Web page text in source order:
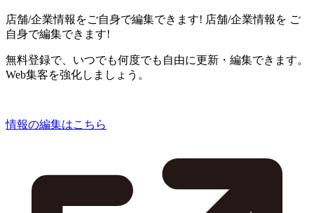
店舗/企業情報をご自身で編集できます! 店舗/企業情報を ご
自身で編集できます!
無料登録で、いつでも何度でも自由に更新・編集できます。
Web集客を強化しましょう。
情報の編集はこちら